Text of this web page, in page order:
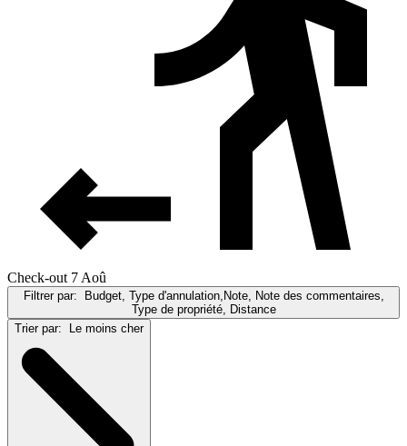
Check-out 7 Aoû
Filtrer par:
Budget, Type d'annulation,Note, Note des commentaires,
Type de propriété, Distance
Trier par:
Le moins cher